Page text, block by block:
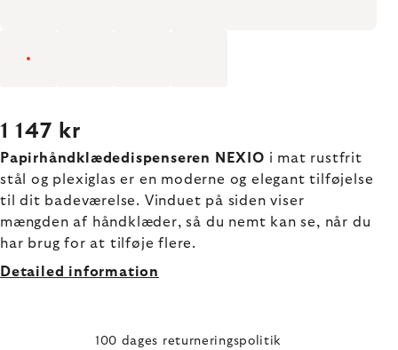
1 147 kr
Papirhåndklædedispenseren NEXIO i mat rustfrit
stål og plexiglas er en moderne og elegant tilføjelse
til dit badeværelse. Vinduet på siden viser
mængden af håndklæder, så du nemt kan se, når du
har brug for at tilføje flere.
Detailed information
100 dages returneringspolitik